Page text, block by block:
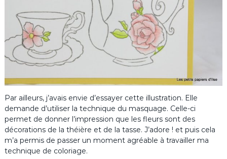
Par ailleurs, j’avais envie d’essayer cette illustration. Elle
demande d’utiliser la technique du masquage. Celle-ci
permet de donner l’impression que les fleurs sont des
décorations de la théière et de la tasse. J’adore ! et puis cela
m’a permis de passer un moment agréable à travailler ma
technique de coloriage.